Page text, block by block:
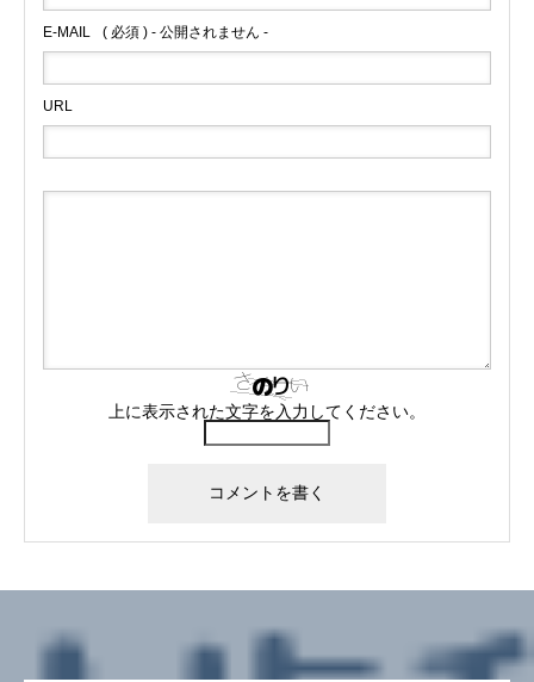
E-MAIL ( 必須 ) - 公開されません -
URL
上に表示された文字を入力してください。